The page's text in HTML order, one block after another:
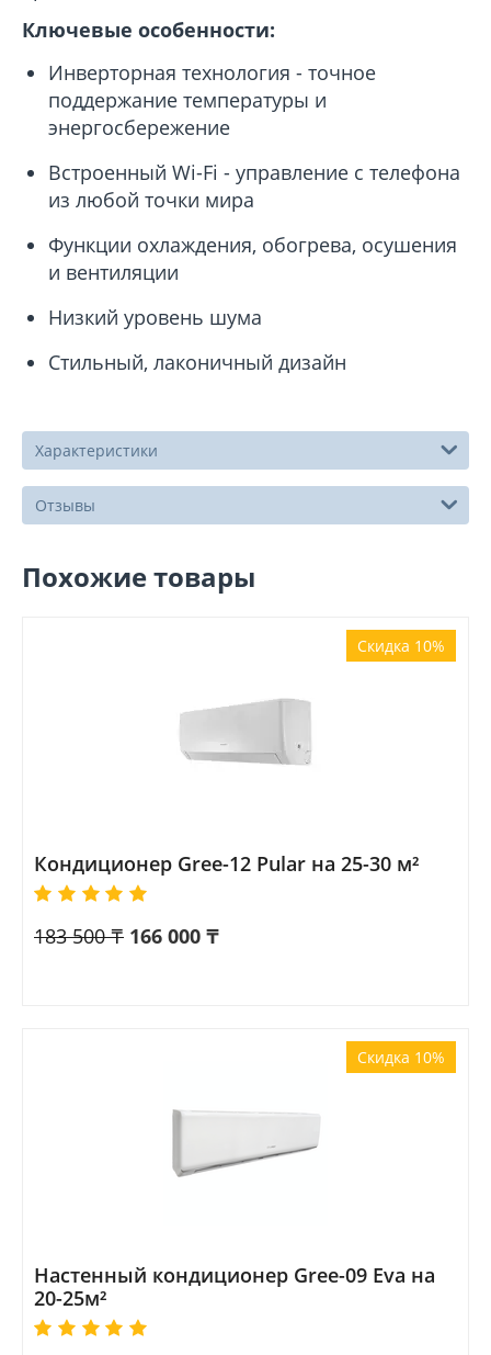
Ключевые особенности:
Инверторная технология - точное
поддержание температуры и
энергосбережение
Встроенный Wi-Fi - управление с телефона
из любой точки мира
Функции охлаждения, обогрева, осушения
и вентиляции
Низкий уровень шума
Стильный, лаконичный дизайн
Характеристики
Отзывы
Похожие товары
Скидка 10%
Кондиционер Gree-12 Pular на 25-30 м²
183 500 ₸ 166 000 ₸
Скидка 10%
Настенный кондиционер Gree-09 Eva на
20-25м²